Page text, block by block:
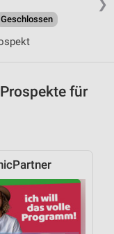
❯
Geschlossen
für